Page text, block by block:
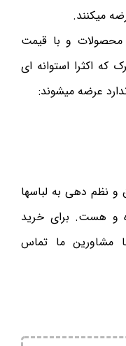
میکنند.
محصولات و با قیمت
اکثرا استوانه ای
عرضه میشوند:
و نظم دهی به لباسها
و هست. برای خرید
مشاورین ما تماس